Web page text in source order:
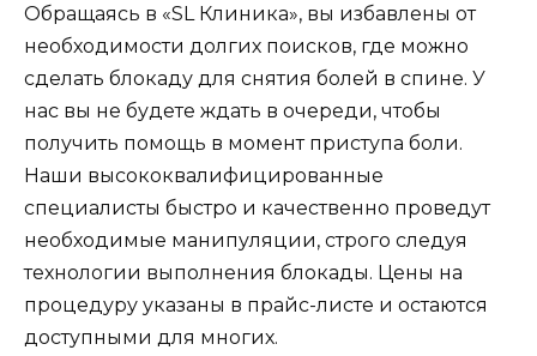
Обращаясь в «SL Клиника», вы избавлены от
необходимости долгих поисков, где можно
сделать блокаду для снятия болей в спине. У
нас вы не будете ждать в очереди, чтобы
получить помощь в момент приступа боли.
Наши высококвалифицированные
специалисты быстро и качественно проведут
необходимые манипуляции, строго следуя
технологии выполнения блокады. Цены на
процедуру указаны в прайс-листе и остаются
доступными для многих.